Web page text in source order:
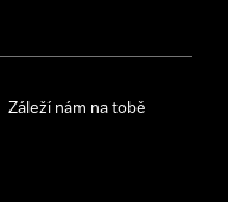
Záleží nám na tobě